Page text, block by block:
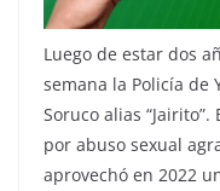
Luego de estar dos
semana la Policía de
Soruco alias
por abuso sexual
aprovechó en 2022